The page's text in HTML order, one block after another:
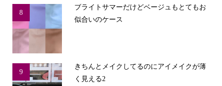
8
ブライトサマーだけどベージュもとてもお
似合いのケース
9
きちんとメイクしてるのにアイメイクが薄
く見える2